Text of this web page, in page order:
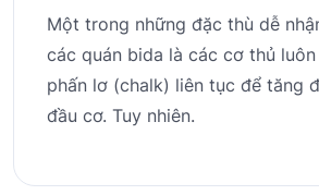
Một trong những đặc thù dễ
các quán bida là các cơ thủ
phấn lơ (chalk) liên tục để tăng
đầu cơ. Tuy nhiên.